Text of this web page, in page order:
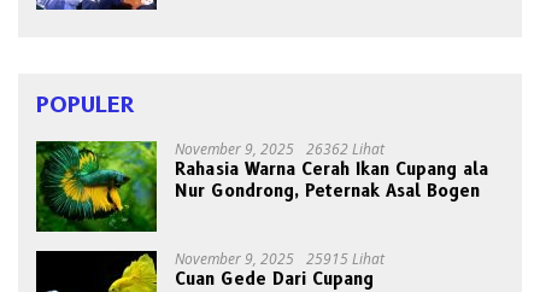
POPULER
November 9, 2025 26362 Lihat
Rahasia Warna Cerah Ikan Cupang ala
Nur Gondrong, Peternak Asal Bogen
November 9, 2025 25915 Lihat
Cuan Gede Dari Cupang